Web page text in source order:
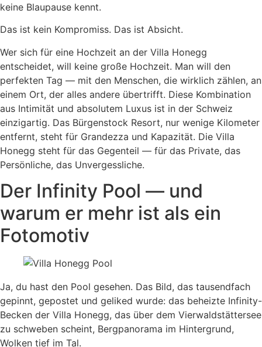
keine Blaupause kennt.
Das ist kein Kompromiss. Das ist Absicht.
Wer sich für eine Hochzeit an der Villa Honegg
entscheidet, will keine große Hochzeit. Man will den
perfekten Tag — mit den Menschen, die wirklich zählen, an
einem Ort, der alles andere übertrifft. Diese Kombination
aus Intimität und absolutem Luxus ist in der Schweiz
einzigartig. Das Bürgenstock Resort, nur wenige Kilometer
entfernt, steht für Grandezza und Kapazität. Die Villa
Honegg steht für das Gegenteil — für das Private, das
Persönliche, das Unvergessliche.
Der Infinity Pool — und
warum er mehr ist als ein
Fotomotiv
Ja, du hast den Pool gesehen. Das Bild, das tausendfach
gepinnt, gepostet und geliked wurde: das beheizte Infinity-
Becken der Villa Honegg, das über dem Vierwaldstättersee
zu schweben scheint, Bergpanorama im Hintergrund,
Wolken tief im Tal.